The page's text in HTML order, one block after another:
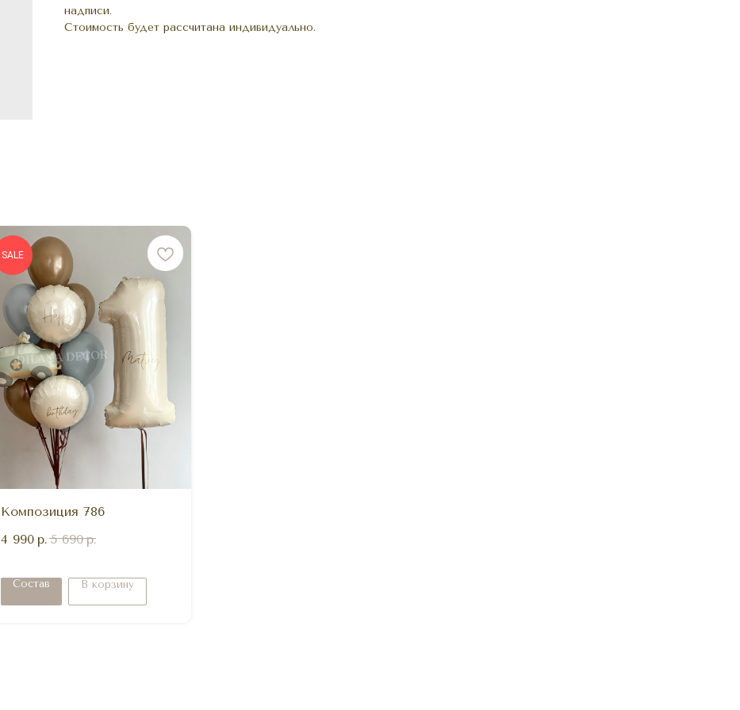
надписи.
Стоимость будет рассчитана индивидуально.
SALE
Композиция 786
4 990 р. 5 690 р.
Состав В корзину